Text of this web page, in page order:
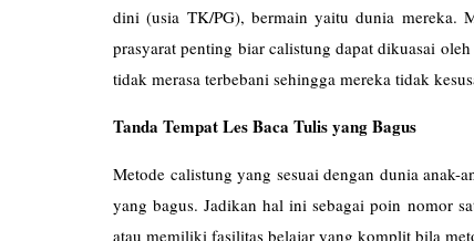
dini (usia TK/PG), bermain yaitu dunia mereka.
prasyarat penting biar calistung dapat dikuasai
tidak merasa terbebani sehingga mereka tidak
Tanda Tempat Les Baca Tulis yang Bagus
Metode calistung yang sesuai dengan dunia
yang bagus. Jadikan hal ini sebagai poin nomor
atau memiliki fasilitas belajar yang komplit bila